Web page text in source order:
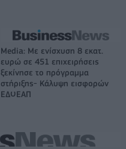
Media: Με ενίσχυση 8 εκατ.
ευρώ σε 451 επιχειρήσεις
ξεκίνησε το πρόγραμμα
στήριξης- Κάλυψη εισφορών
ΕΔΟΕΑΠ